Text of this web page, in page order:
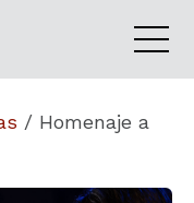
/ Homenaje a